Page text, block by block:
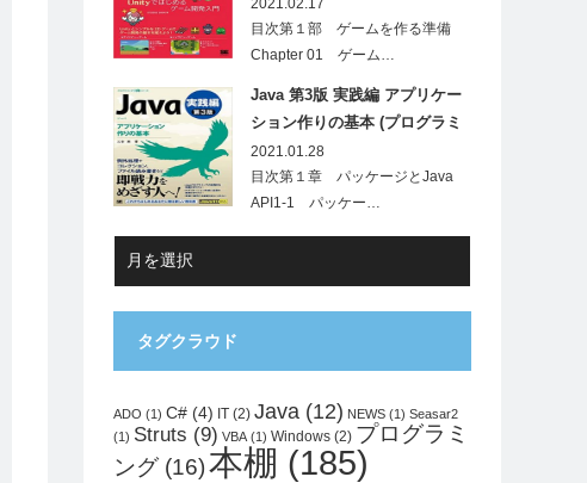
2021.02.17
目次第１部 ゲームを作る準備
Chapter 01 ゲーム…
Java 第3版 実践編 アプリケー
ション作りの基本 (プログラミ
ング学習シリーズ)
2021.01.28
目次第１章 パッケージとJava
API1-1 パッケー…
タグクラウド
ADO (1) C# (4) IT (2) Java (12) NEWS (1) Seasar2
(1) Struts (9) VBA (1) Windows (2) プログラミ
ング (16)本棚 (185)